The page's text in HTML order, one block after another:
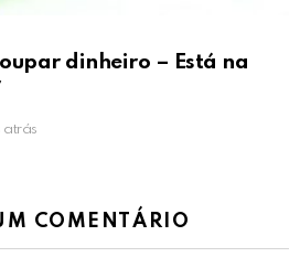
dinheiro – Está na
atrás
COMENTÁRIO